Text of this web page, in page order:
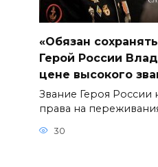
«Обязан
Герой России
цене высокого
Звание Героя России
права на
30